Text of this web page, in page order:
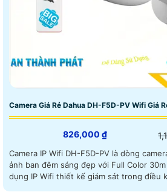
Camera Giá Rẻ Dahua DH-F5D-PV Wifi Giá
826,000 ₫
Camera IP Wifi DH-F5D-PV là dòng
ảnh ban đêm sáng đẹp với Full Color 30m
dụng IP Wifi thiết kế giám sát trong điều